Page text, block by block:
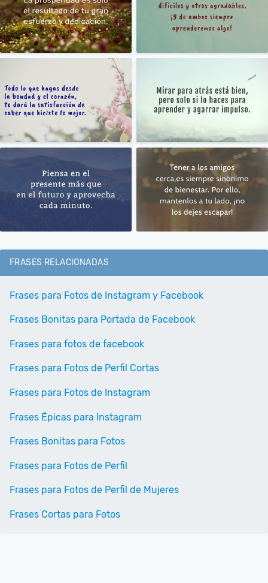
FRASES RELACIONADAS
Frases para Fotos de Instagram y Facebook
Frases Bonitas para Portada de Facebook
Frases para fotos de facebook
Frases para Fotos de Perfil Cortas
Frases para Fotos de Instagram
Frases Épicas para Instagram
Frases Bonitas para Fotos
Frases para Fotos de Perfil
Frases para Fotos de Perfil de Mujeres
Frases Cortas para Fotos